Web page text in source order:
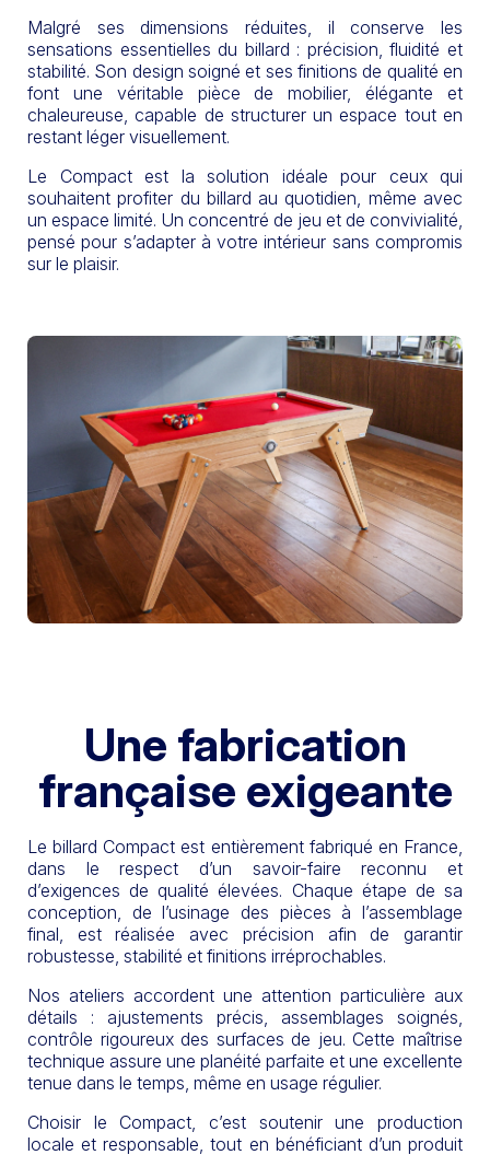
Malgré ses dimensions réduites, il conserve les
sensations essentielles du billard : précision, fluidité et
stabilité. Son design soigné et ses finitions de qualité en
font une véritable pièce de mobilier, élégante et
chaleureuse, capable de structurer un espace tout en
restant léger visuellement.
Le Compact est la solution idéale pour ceux qui
souhaitent profiter du billard au quotidien, même avec
un espace limité. Un concentré de jeu et de convivialité,
pensé pour s’adapter à votre intérieur sans compromis
sur le plaisir.
Une fabrication
française exigeante
Le billard Compact est entièrement fabriqué en France,
dans le respect d’un savoir-faire reconnu et
d’exigences de qualité élevées. Chaque étape de sa
conception, de l’usinage des pièces à l’assemblage
final, est réalisée avec précision afin de garantir
robustesse, stabilité et finitions irréprochables.
Nos ateliers accordent une attention particulière aux
détails : ajustements précis, assemblages soignés,
contrôle rigoureux des surfaces de jeu. Cette maîtrise
technique assure une planéité parfaite et une excellente
tenue dans le temps, même en usage régulier.
Choisir le Compact, c’est soutenir une production
locale et responsable, tout en bénéficiant d’un produit